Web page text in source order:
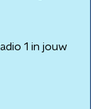
1 in jouw